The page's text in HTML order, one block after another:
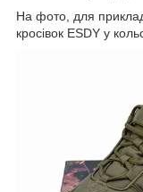
На фото, для
кросівок ESDY у